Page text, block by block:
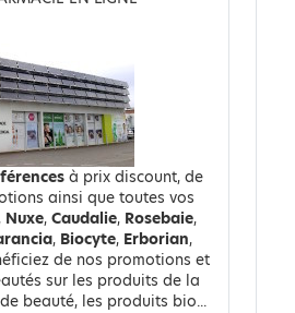
à prix discount, de
ainsi que toutes vos
Nuxe, Caudalie, Rosebaie,
, Biocyte, Erborian,
de nos promotions et
sur les produits de la
beauté, les produits bio...